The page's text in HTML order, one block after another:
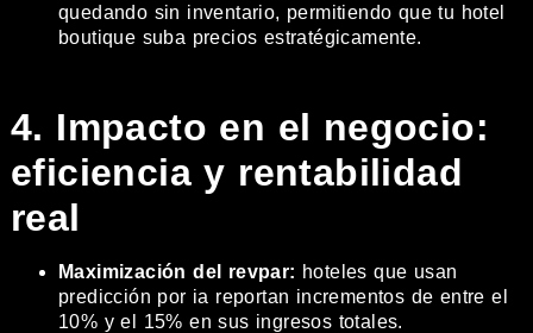
quedando sin inventario, permitiendo que tu hotel
boutique suba precios estratégicamente.
4. Impacto en el negocio:
eficiencia y rentabilidad
real
Maximización del revpar: hoteles que usan
predicción por ia reportan incrementos de entre el
10% y el 15% en sus ingresos totales.